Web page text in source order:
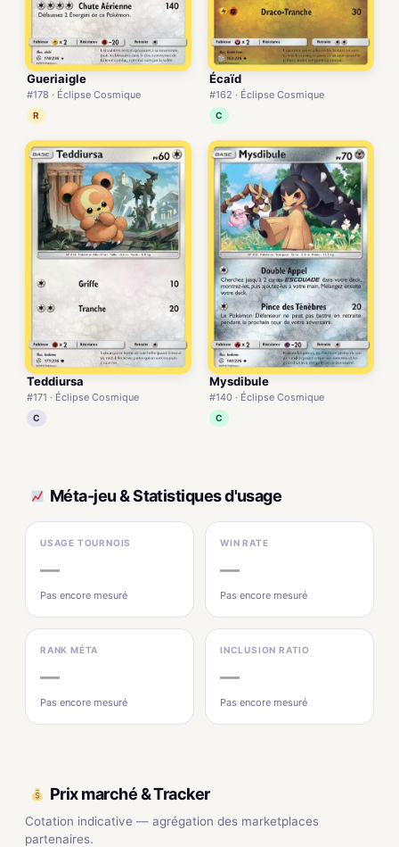
Gueriaigle
#178 · Éclipse Cosmique
R
Écaïd
#162 · Éclipse Cosmique
C
Teddiursa
#171 · Éclipse Cosmique
C
Mysdibule
#140 · Éclipse Cosmique
C
Méta-jeu & Statistiques d'usage
USAGE TOURNOIS
—
Pas encore mesuré
WIN RATE
—
Pas encore mesuré
RANK MÉTA
—
Pas encore mesuré
INCLUSION RATIO
—
Pas encore mesuré
Prix marché & Tracker
Cotation indicative — agrégation des marketplaces
partenaires.